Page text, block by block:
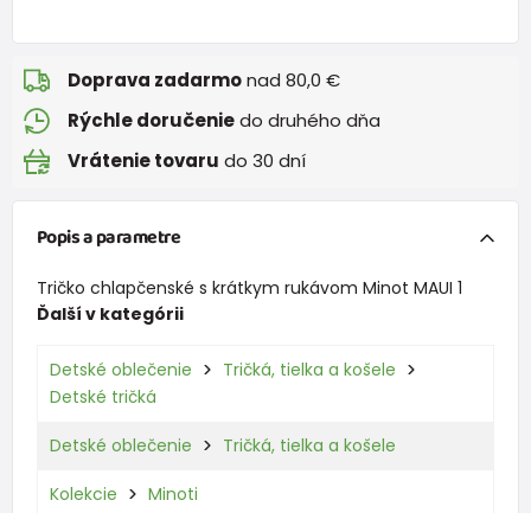
Doprava zadarmonad 80,0 €
Rýchle doručeniedo druhého dňa
Vrátenie tovaru do 30 dní
Popis a parametre
Tričko chlapčenské s krátkym rukávom Minot MAUI 1
Ďalší v kategórii
Detské oblečenie
Tričká, tielka a košele
Detské tričká
Detské oblečenie Tričká, tielka a košele
Kolekcie Minoti